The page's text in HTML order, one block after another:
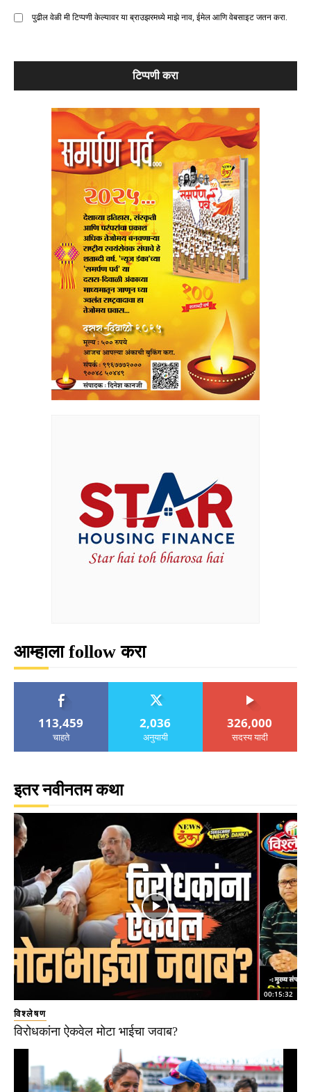
पुढील वेळी मी टिप्पणी केल्यावर या ब्राउझरमध्ये माझे नाव, ईमेल आणि वेबसाइट जतन करा.
आम्हाला follow करा
113,459
चाहते
2,036
अनुयायी
326,000
सदस्य यादी
इतर नवीनतम कथा
00:15:32
विश्लेषण
विरोधकांना ऐकवेल मोटा भाईचा जवाब?